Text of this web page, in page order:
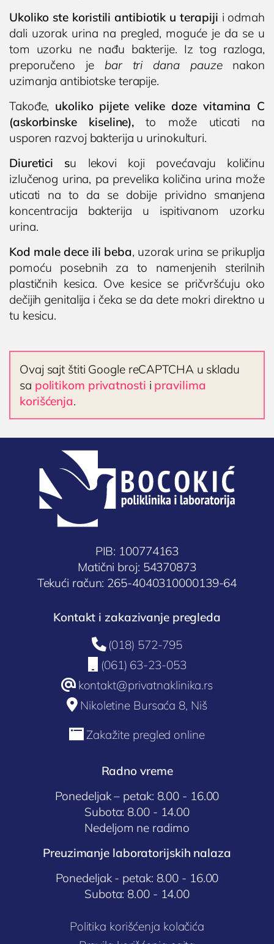
Ukoliko ste koristili antibiotik u terapiji i odmah
dali uzorak urina na pregled, moguće je da se u
tom uzorku ne nađu bakterije. Iz tog razloga,
preporučeno jebar tri dana pauzenakon
uzimanja antibiotske terapije.
Takođe, ukoliko pijete velike doze vitamina C
(askorbinske kiseline), to može uticati na
usporen razvoj bakterija u urinokulturi.
Diuretici su lekovi koji povećavaju količinu
izlučenog urina, pa prevelika količina urina može
uticati na to da se dobije prividno smanjena
koncentracija bakterija u ispitivanom uzorku
urina.
Kod male dece ili beba, uzorak urina se prikuplja
pomoću posebnih za to namenjenih sterilnih
plastičnih kesica. Ove kesice se pričvršćuju oko
dečijih genitalija i čeka se da dete mokri direktno u
tu kesicu.
Ovaj sajt štiti Google reCAPTCHA u skladu
sa politikom privatnosti i pravilima
korišćenja.
PIB: 100774163
Matični broj: 54370873
Tekući račun: 265-4040310000139-64
Kontakt i zakazivanje pregleda
 (018) 572-795
(061) 63-23-053
@ kontakt@privatnaklinika.rs
 Nikoletine Bursaća 8, Niš
 Zakažite pregled online
Radno vreme
Ponedeljak – petak: 8.00 - 16.00
Subota: 8.00 - 14.00
Nedeljom ne radimo
Preuzimanje laboratorijskih nalaza
Ponedeljak - petak: 8.00 - 16.00
Subota: 8.00 - 14.00
Politika korišćenja kolačića